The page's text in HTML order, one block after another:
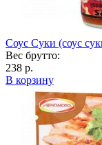
Соус Суки (соус
Вес брутто:
238 р.
В корзину